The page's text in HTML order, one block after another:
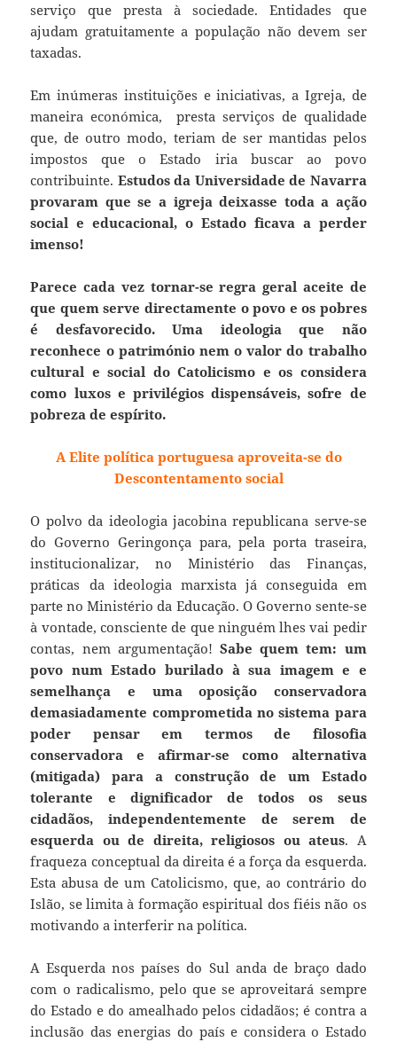
serviço que presta à sociedade. Entidades que
ajudam gratuitamente a população não devem ser
taxadas.
Em inúmeras instituições e iniciativas, a Igreja, de
maneira económica, presta serviços de qualidade
que, de outro modo, teriam de ser mantidas pelos
impostos que o Estado iria buscar ao povo
contribuinte. Estudos da Universidade de Navarra
provaram que se a igreja deixasse toda a ação
social e educacional, o Estado ficava a perder
imenso!
Parece cada vez tornar-se regra geral aceite de
que quem serve directamente o povo e os pobres
é desfavorecido. Uma ideologia que não
reconhece o património nem o valor do trabalho
cultural e social do Catolicismo e os considera
como luxos e privilégios dispensáveis, sofre de
pobreza de espírito.
A Elite política portuguesa aproveita-se do
Descontentamento social
O polvo da ideologia jacobina republicana serve-se
do Governo Geringonça para, pela porta traseira,
institucionalizar, no Ministério das Finanças,
práticas da ideologia marxista já conseguida em
parte no Ministério da Educação. O Governo sente-se
à vontade, consciente de que ninguém lhes vai pedir
contas, nem argumentação! Sabe quem tem: um
povo num Estado burilado à sua imagem e e
semelhança e uma oposição conservadora
demasiadamente comprometida no sistema para
poder pensar em termos de filosofia
conservadora e afirmar-se como alternativa
(mitigada) para a construção de um Estado
tolerante e dignificador de todos os seus
cidadãos, independentemente de serem de
esquerda ou de direita, religiosos ou ateus. A
fraqueza conceptual da direita é a força da esquerda.
Esta abusa de um Catolicismo, que, ao contrário do
Islão, se limita à formação espiritual dos fiéis não os
motivando a interferir na política.
A Esquerda nos países do Sul anda de braço dado
com o radicalismo, pelo que se aproveitará sempre
do Estado e do amealhado pelos cidadãos; é contra a
inclusão das energias do país e considera o Estado